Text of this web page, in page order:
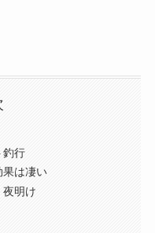
釣行
は凄い
明け